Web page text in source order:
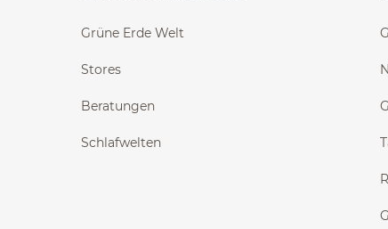
Grüne Erde Welt
Stores
Beratungen
Schlafwelten